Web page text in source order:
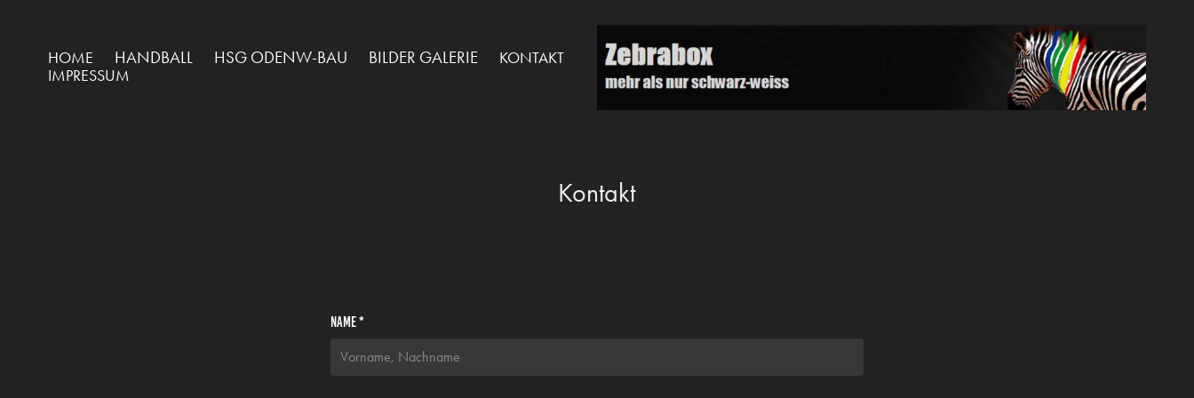
HOME HANDBALL HSG ODENW-BAU BILDER GALERIE
KONTAKT
IMPRESSUM
Kontakt
Name *